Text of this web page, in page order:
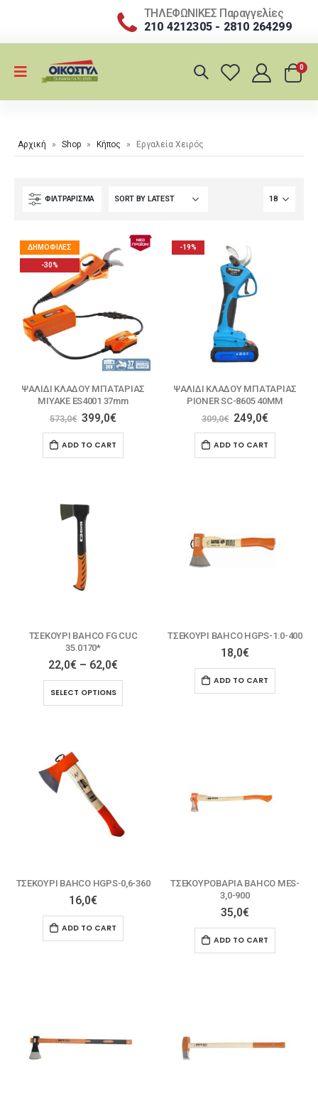
ΤΗΛΕΦΩΝΙΚΕΣ Παραγγελίες
210 4212305 - 2810 264299
0
Αρχική » Shop » Κήπος » Εργαλεία Χειρός
ΦΙΛΤΡΆΡΙΣΜΑ
ΔΗΜΟΦΙΛΈΣ
-30%
ΨΑΛΙΔΙ ΚΛΑΔΟΥ ΜΠΑΤΑΡΙΑΣ
MIYAKE ES4001 37mm
573,0€ 399,0€
ADD TO CART
-19%
ΨΑΛΙΔΙ ΚΛΑΔΟΥ ΜΠΑΤΑΡΙΑΣ
PIONER SC-8605 40MM
309,0€ 249,0€
ADD TO CART
ΤΣΕΚΟΥΡΙ BAHCO FG CUC
35.0170*
22,0€ – 62,0€
SELECT OPTIONS
ΤΣΕΚΟΥΡΙ BAHCO HGPS-1.0-400
18,0€
ADD TO CART
ΤΣΕΚΟΥΡΙ BAHCO HGPS-0,6-360
16,0€
ADD TO CART
ΤΣΕΚΟΥΡΟΒΑΡΙΑ BAHCO MES-
3,0-900
35,0€
ADD TO CART